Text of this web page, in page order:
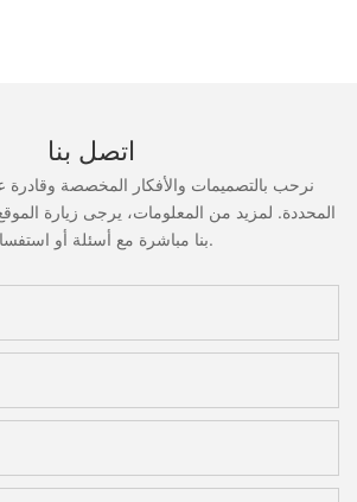
اتصل بنا
نرحب بالتصميمات والأفكار المخصصة وقادرة
المحددة. لمزيد من المعلومات، يرجى زيارة الموقع
بنا مباشرة مع أسئلة أو استفسارات.